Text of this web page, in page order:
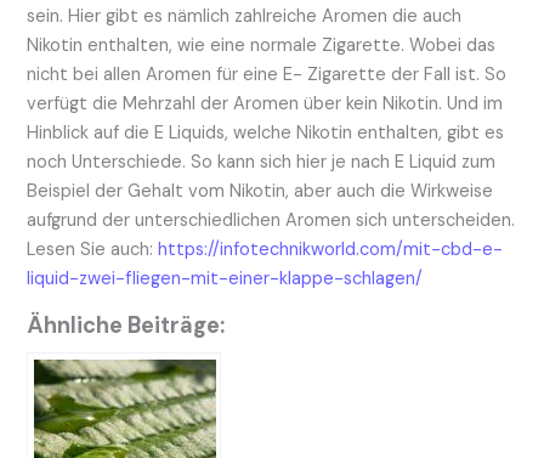
sein. Hier gibt es nämlich zahlreiche Aromen die auch
Nikotin enthalten, wie eine normale Zigarette. Wobei das
nicht bei allen Aromen für eine E- Zigarette der Fall ist. So
verfügt die Mehrzahl der Aromen über kein Nikotin. Und im
Hinblick auf die E Liquids, welche Nikotin enthalten, gibt es
noch Unterschiede. So kann sich hier je nach E Liquid zum
Beispiel der Gehalt vom Nikotin, aber auch die Wirkweise
aufgrund der unterschiedlichen Aromen sich unterscheiden.
Lesen Sie auch:https://infotechnikworld.com/mit-cbd-e-
liquid-zwei-fliegen-mit-einer-klappe-schlagen/
Ähnliche Beiträge: